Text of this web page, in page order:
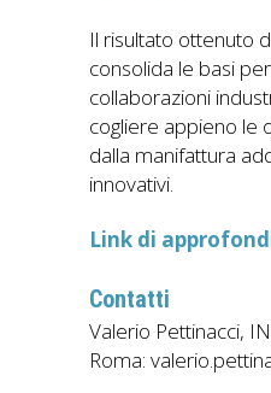
Il risultato ottenuto
consolida le basi
collaborazioni
cogliere appieno le
dalla manifattura
innovativi.
Link di
Contatti
Valerio Pettinacci,
Roma: